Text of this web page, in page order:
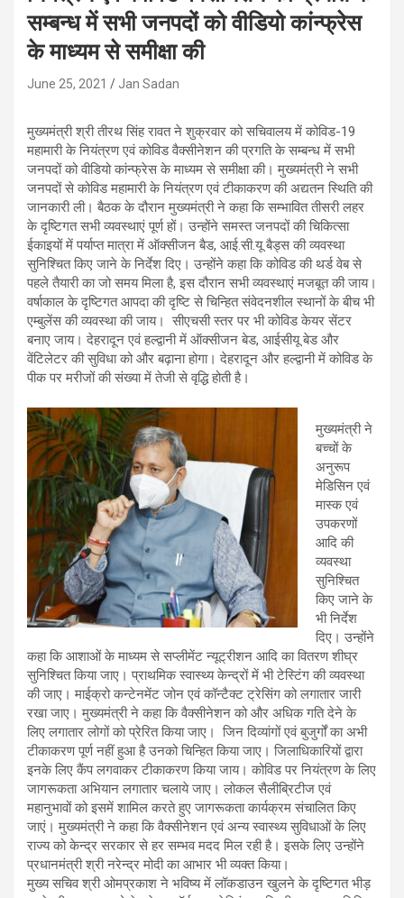
सम्बन्ध में सभी जनपदों को वीडियो कांन्फ्रेस
के माध्यम से समीक्षा की
June 25, 2021 Jan Sadan
मुख्यमंत्री श्री तीरथ सिंह रावत ने शुक्रवार को सचिवालय में कोविड-19
महामारी के नियंत्रण एवं कोविड वैक्सीनेशन की प्रगति के सम्बन्ध में सभी
जनपदों को वीडियो कांन्फ्रेस के माध्यम से समीक्षा की। मुख्यमंत्री ने सभी
जनपदों से कोविड महामारी के नियंत्रण एवं टीकाकरण की अद्यतन स्थिति की
जानकारी ली। बैठक के दौरान मुख्यमंत्री ने कहा कि सम्भावित तीसरी लहर
के दृष्टिगत सभी व्यवस्थाएं पूर्ण हों। उन्होंने समस्त जनपदों की चिकित्सा
ईकाइयों में पर्याप्त मात्रा में ऑक्सीजन बैड, आई.सी.यू बैड्स की व्यवस्था
सुनिश्चित किए जाने के निर्देश दिए। उन्होंने कहा कि कोविड की थर्ड वेब से
पहले तैयारी का जो समय मिला है, इस दौरान सभी व्यवस्थाएं मजबूत की जाय।
वर्षाकाल के दृष्टिगत आपदा की दृष्टि से चिन्हित संवेदनशील स्थानों के बीच भी
एम्बुलेंस की व्यवस्था की जाय। सीएचसी स्तर पर भी कोविड केयर सेंटर
बनाए जाय। देहरादून एवं हल्द्वानी में ऑक्सीजन बेड, आईसीयू बेड और
वेंटिलेटर की सुविधा को और बढ़ाना होगा। देहरादून और हल्द्वानी में कोविड के
पीक पर मरीजों की संख्या में तेजी से वृद्धि होती है।
मुख्यमंत्री ने
बच्चों के
अनुरूप
मेडिसिन एवं
मास्क एवं
उपकरणों
आदि की
व्यवस्था
सुनिश्चित
किए जाने के
भी निर्देश
दिए। उन्होंने
कहा कि आशाओं के माध्यम से सप्लीमेंट न्यूट्रीशन आदि का वितरण शीघ्र
सुनिश्चित किया जाए। प्राथमिक स्वास्थ्य केन्द्रों में भी टेस्टिंग की व्यवस्था
की जाए। माईक्रो कन्टेनमेंट जोन एवं कॉन्टैक्ट ट्रेसिंग को लगातार जारी
रखा जाए। मुख्यमंत्री ने कहा कि वैक्सीनेशन को और अधिक गति देने के
लिए लगातार लोगों को प्रेरित किया जाए। जिन दिव्यांगों एवं बुजुर्गों का अभी
टीकाकरण पूर्ण नहीं हुआ है उनको चिन्हित किया जाए। जिलाधिकारियों द्वारा
इनके लिए कैंप लगवाकर टीकाकरण किया जाय। कोविड पर नियंत्रण के लिए
जागरूकता अभियान लगातार चलाये जाए। लोकल सैलीब्रिटीज एवं
महानुभावों को इसमें शामिल करते हुए जागरूकता कार्यक्रम संचालित किए
जाएं। मुख्यमंत्री ने कहा कि वैक्सीनेशन एवं अन्य स्वास्थ्य सुविधाओं के लिए
राज्य को केन्द्र सरकार से हर सम्भव मदद मिल रही है। इसके लिए उन्होंने
प्रधानमंत्री श्री नरेन्द्र मोदी का आभार भी व्यक्त किया।
मुख्य सचिव श्री ओमप्रकाश ने भविष्य में लॉकडाउन खुलने के दृष्टिगत भीड़